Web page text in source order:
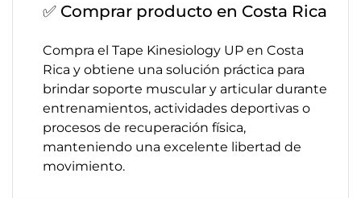
✅ Comprar producto en Costa Rica
Compra el Tape Kinesiology UP en Costa
Rica y obtiene una solución práctica para
brindar soporte muscular y articular durante
entrenamientos, actividades deportivas o
procesos de recuperación física,
manteniendo una excelente libertad de
movimiento.